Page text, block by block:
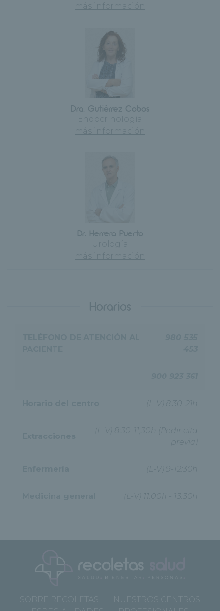
más información
Dra. Gutiérrez Cobos
Endocrinología
más información
Dr. Herrera Puerto
Urología
más información
Horarios
(L-V) 8:30-21h
(L-V) 8:30-11,30h (Pedir cita
previa)
(L-V) 9-12:30h
(L-V) 11:00h - 13:30h
SOBRE RECOLETAS
NUESTROS CENTROS